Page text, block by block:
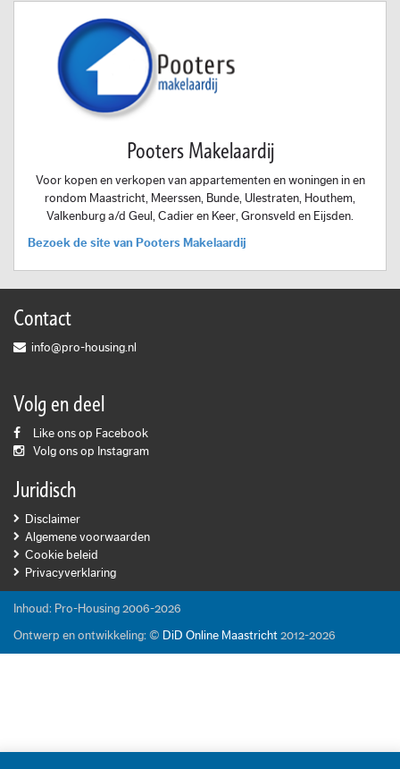
Pooters Makelaardij
Voor kopen en verkopen van appartementen en woningen in en
rondom Maastricht, Meerssen, Bunde, Ulestraten, Houthem,
Valkenburg a/d Geul, Cadier en Keer, Gronsveld en Eijsden.
Bezoek de site van Pooters Makelaardij
Contact
info@pro-housing.nl
Volg en deel
Like ons op Facebook
Volg ons op Instagram
Juridisch
Disclaimer
Algemene voorwaarden
Cookie beleid
Privacyverklaring
Inhoud: Pro-Housing 2006-2026
Ontwerp en ontwikkeling: © DiD Online Maastricht 2012-2026